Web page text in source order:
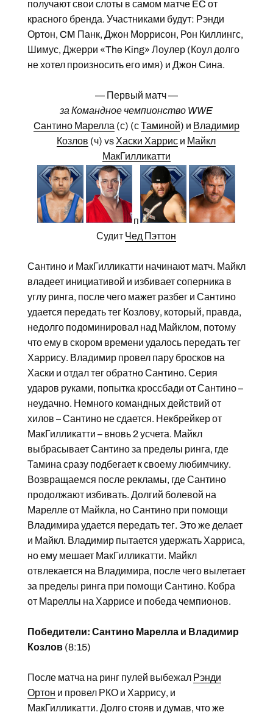
получают свои слоты в самом матче EC от
красного бренда. Участниками будут: Рэнди
Ортон, CM Панк, Джон Моррисон, Рон Киллингс,
Шимус, Джерри «The King» Лоулер (Коул долго
не хотел произносить его имя) и Джон Сина.
— Первый матч —
за Командное чемпионство WWE
Cантино Марелла (с) (сТаминой) и Владимир
Козлов (ч) vs Хаски Харрис и Майкл
МакГилликатти
п
Судит Чед Пэттон
Сантино и МакГилликатти начинают матч. Майкл
владеет инициативой и избивает соперника в
углу ринга, после чего мажет разбег и Сантино
удается передать тег Козлову, который, правда,
недолго подоминировал над Майклом, потому
что ему в скором времени удалось передать тег
Харрису. Владимир провел пару бросков на
Хаски и отдал тег обратно Сантино. Серия
ударов руками, попытка кроссбади от Сантино –
неудачно. Немного командных действий от
хилов – Сантино не сдается. Некбрейкер от
МакГилликатти – вновь 2 усчета. Майкл
выбрасывает Сантино за пределы ринга, где
Тамина сразу подбегает к своему любимчику.
Возвращаемся после рекламы, где Сантино
продолжают избивать. Долгий болевой на
Марелле от Майкла, но Сантино при помощи
Владимира удается передать тег. Это же делает
и Майкл. Владимир пытается удержать Харриса,
но ему мешает МакГилликатти. Майкл
отвлекается на Владимира, после чего вылетает
за пределы ринга при помощи Сантино. Кобра
от Мареллы на Харрисе и победа чемпионов.
Победители: Сантино Марелла и Владимир
Козлов(8:15)
После матча на ринг пулей выбежал Рэнди
Ортон и провел РКО и Харрису, и
МакГилликатти. Долго стояв и думав, что же